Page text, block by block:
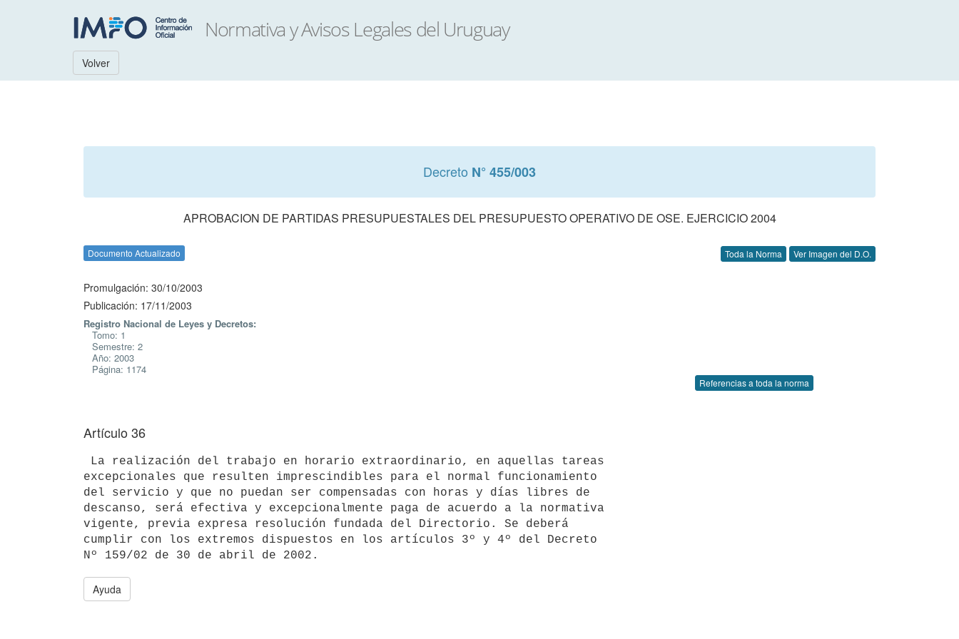
Volver
Decreto N° 455/003
APROBACION DE PARTIDAS PRESUPUESTALES DEL PRESUPUESTO OPERATIVO DE OSE. EJERCICIO 2004
Documento Actualizado Toda la Norma Ver Imagen del D.O.
Promulgación: 30/10/2003
Publicación: 17/11/2003
Registro Nacional de Leyes y Decretos:
Tomo: 1
Semestre: 2
Año: 2003
Página: 1174
Referencias a toda la norma
Artículo 36
excepcionales que resulten imprescindibles para el normal funcionamiento
del servicio y que no puedan ser compensadas con horas y días libres de
descanso, será efectiva y excepcionalmente paga de acuerdo a la normativa
vigente, previa expresa resolución fundada del Directorio. Se deberá
cumplir con los extremos dispuestos en los artículos 3º y 4º del Decreto
Ayuda